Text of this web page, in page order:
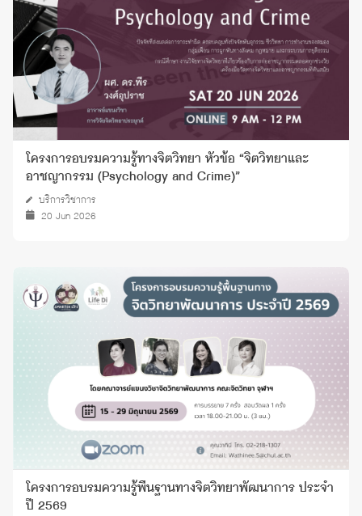
โครงการอบรมความรู้ทางจิตวิทยา หัวข้อ “จิตวิทยาและ
อาชญากรรม (Psychology and Crime)”
บริการวิชาการ
20 Jun 2026
โครงการอบรมความรู้พื้นฐานทางจิตวิทยาพัฒนาการ ประจำ
ปี 2569